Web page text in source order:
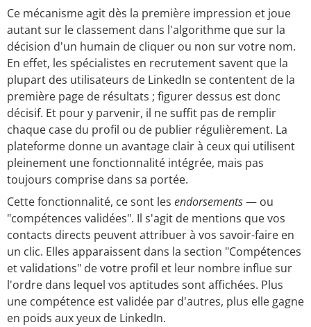
Ce mécanisme agit dès la première impression et joue
autant sur le classement dans l'algorithme que sur la
décision d'un humain de cliquer ou non sur votre nom.
En effet, les spécialistes en recrutement savent que la
plupart des utilisateurs de LinkedIn se contentent de la
première page de résultats ; figurer dessus est donc
décisif. Et pour y parvenir, il ne suffit pas de remplir
chaque case du profil ou de publier régulièrement. La
plateforme donne un avantage clair à ceux qui utilisent
pleinement une fonctionnalité intégrée, mais pas
toujours comprise dans sa portée.
Cette fonctionnalité, ce sont les endorsements— ou
"compétences validées". Il s'agit de mentions que vos
contacts directs peuvent attribuer à vos savoir-faire en
un clic. Elles apparaissent dans la section "Compétences
et validations" de votre profil et leur nombre influe sur
l'ordre dans lequel vos aptitudes sont affichées. Plus
une compétence est validée par d'autres, plus elle gagne
en poids aux yeux de LinkedIn.